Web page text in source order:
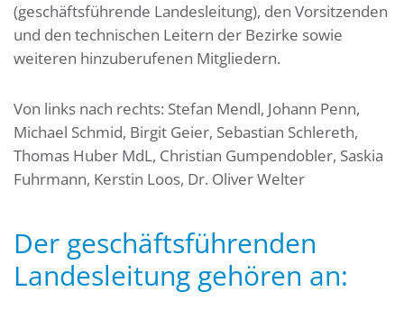
(geschäftsführende Landesleitung), den Vorsitzenden
und den technischen Leitern der Bezirke sowie
weiteren hinzuberufenen Mitgliedern.
Von links nach rechts: Stefan Mendl, Johann Penn,
Michael Schmid, Birgit Geier, Sebastian Schlereth,
Thomas Huber MdL, Christian Gumpendobler, Saskia
Fuhrmann, Kerstin Loos, Dr. Oliver Welter
Der geschäftsführenden
Landesleitung gehören an: